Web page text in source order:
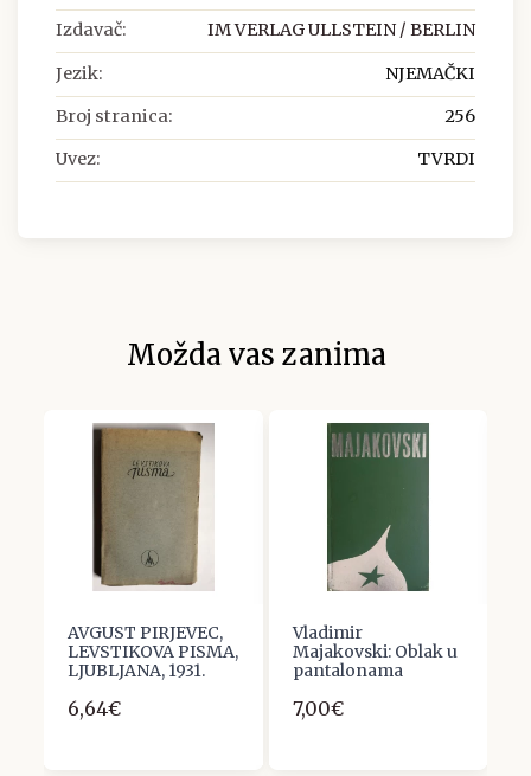
Izdavač: IM VERLAG ULLSTEIN / BERLIN
Jezik: NJEMAČKI
Broj stranica: 256
Uvez: TVRDI
Možda vas zanima
AVGUST PIRJEVEC,
LEVSTIKOVA PISMA,
LJUBLJANA, 1931.
6,64€
Vladimir
Majakovski: Oblak u
pantalonama
7,00€